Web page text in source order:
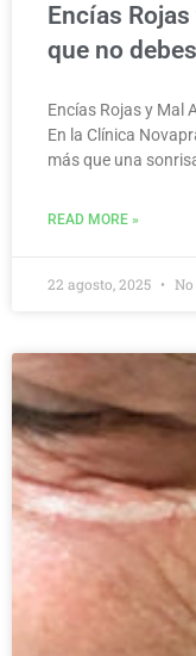
Encías
que no
Encías Rojas y Mal
En la Clínica
más que una
READ MORE »
22 agosto, 2025